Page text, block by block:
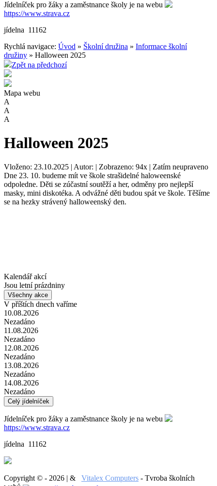
Jídelníček pro žáky a zaměstnance školy je na webu
https://www.strava.cz
jídelna 11162
Rychlá navigace: Úvod » Školní družina » Informace školní
družiny » Halloween 2025
Zpět na předchozí
Mapa webu
A
A
A
Halloween 2025
Vloženo: 23.10.2025 | Autor: | Zobrazeno: 94x | Zatím neupraveno
Dne 23. 10. budeme mít ve škole strašidelné haloweenské
odpoledne. Děti se zúčastní soutěží a her, odměny pro nejlepší
masky, mini diskotéka. A odvážné děti budou spát ve škole. Těšíme
se na hezky strávený halloweenský den.
Kalendář akcí
Jsou letní prázdniny
Všechny akce
V příštích dnech vaříme
10.08.2026
Nezadáno
11.08.2026
Nezadáno
12.08.2026
Nezadáno
13.08.2026
Nezadáno
14.08.2026
Nezadáno
Celý jídelníček
Jídelníček pro žáky a zaměstnance školy je na webu
https://www.strava.cz
jídelna 11162
Copyright © - 2026 | & Vitalex Computers - Tvroba školních